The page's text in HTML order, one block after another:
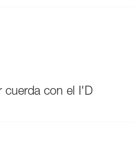
cuerda con el I'D